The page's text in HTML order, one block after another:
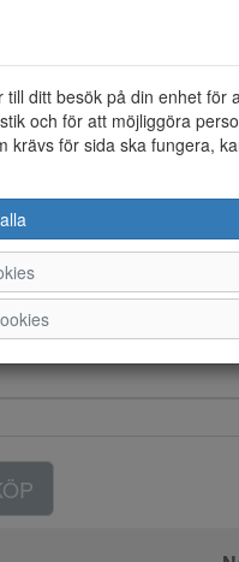
Sandalen har tre justerbara
gummi.
ditt besök på din enhet för
och för att möjliggöra
krävs för sida ska fungera,